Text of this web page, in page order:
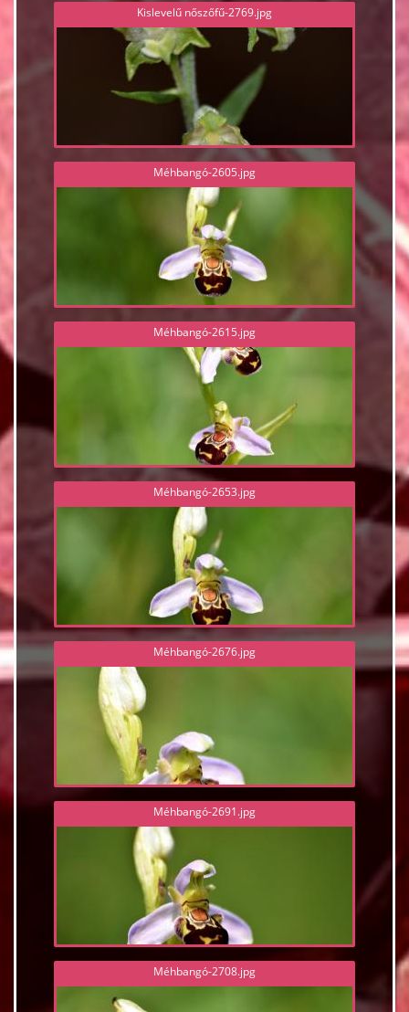
Kislevelű nőszőfű-2769.jpg
Méhbangó-2605.jpg
Méhbangó-2615.jpg
Méhbangó-2653.jpg
Méhbangó-2676.jpg
Méhbangó-2691.jpg
Méhbangó-2708.jpg